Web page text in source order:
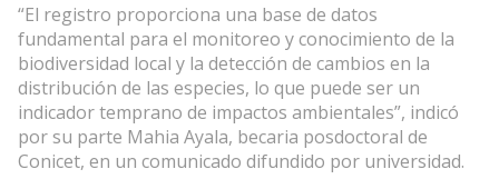
“El registro proporciona una base de datos
fundamental para el monitoreo y conocimiento de la
biodiversidad local y la detección de cambios en la
distribución de las especies, lo que puede ser un
indicador temprano de impactos ambientales”, indicó
por su parte Mahia Ayala, becaria posdoctoral de
Conicet, en un comunicado difundido por universidad.